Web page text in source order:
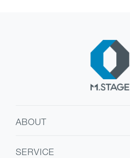
ABOUT
SERVICE